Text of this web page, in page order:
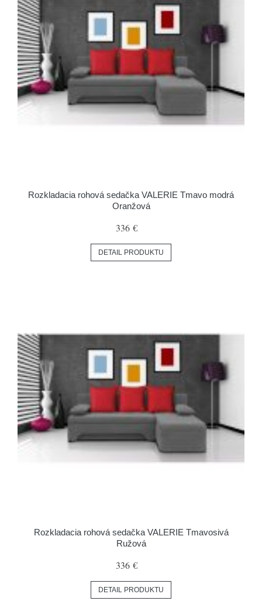
Rozkladacia rohová sedačka VALERIE Tmavo modrá
Oranžová
336 €
DETAIL PRODUKTU
Rozkladacia rohová sedačka VALERIE Tmavosivá
Ružová
336 €
DETAIL PRODUKTU